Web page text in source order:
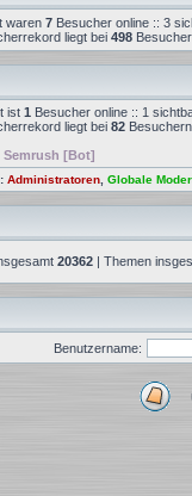
waren 7 Besucher online :: 3
liegt bei 498
ist 1 Besucher online :: 1
liegt bei 82
Semrush [Bot]
Administratoren Globale
20362 | Themen
Benutzername: